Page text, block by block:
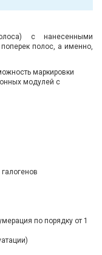
с нанесенными
полос, а именно,
маркировки
модулей с
по порядку от 1